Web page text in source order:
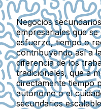
Negocios
empresariales que
esfuerzo, tiempo o
contribuyendo así a
diferencia de los
tradicionales, que a
directamente tiempo
autónomo o el
secundarios